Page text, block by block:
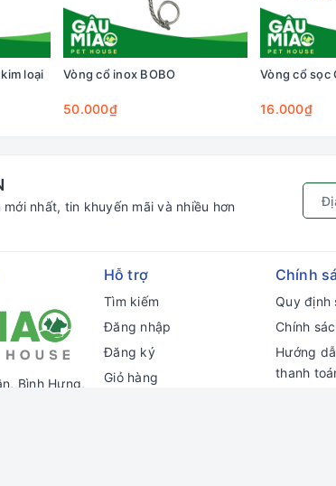
loại
Vòng cổ inox BOBO
50.000₫
Vòng cổ sọc
16.000₫
nhất, tin khuyến mãi và nhiều hơn
Bình Hưng,
Hỗ trợ
Tìm kiếm
Đăng nhập
Đăng ký
Giỏ hàng
Chính
Quy định
Chính
Hướng
thanh